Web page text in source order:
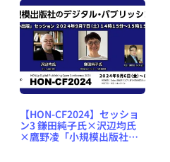
【HON-CF2024】セッショ
ン3 鎌田純子氏×沢辺均氏
×鷹野凌「小規模出版社の